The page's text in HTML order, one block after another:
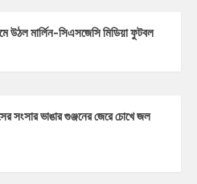
উঠল মার্লিন-সিএসজেসি মিডিয়া ফুটবল
সংসার ভাঙার গুঞ্জনের জেরে চোখে জল